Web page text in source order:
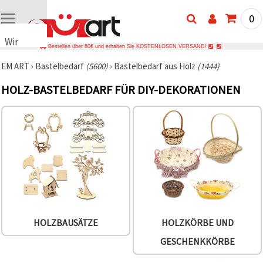
Wir
Cookies
verwenden
ähnliche
Technologien,
ordnungsgemäße
Funktionieren
der Website
sicherzustellen,
Nutzungserlebnis
Ihrer
0
Bestellen über 80€ und erhalten Sie KOSTENLOSEN VERSAND!
EM ART › Bastelbedarf (5600)› Bastelbedarf aus Holz (1444)
HOLZ-BASTELBEDARF FÜR DIY-DEKORATIONEN
HOLZBAUSÄTZE
HOLZKÖRBE UND
GESCHENKKÖRBE